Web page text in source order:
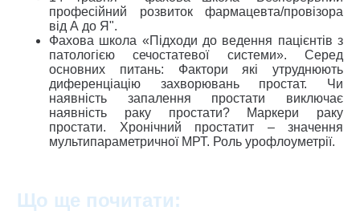
професійний розвиток фармацевта/провізора
від А до Я".
Фахова школа «Підходи до ведення пацієнтів з
патологією сечостатевої системи». Серед
основних питань: Фактори які утруднюють
диференціацію захворювань простат. Чи
наявність запалення простати виключає
наявність раку простати? Маркери раку
простати. Хронічний простатит – значення
мультипараметричної МРТ. Роль урофлоуметрії.
Що ще почитати: